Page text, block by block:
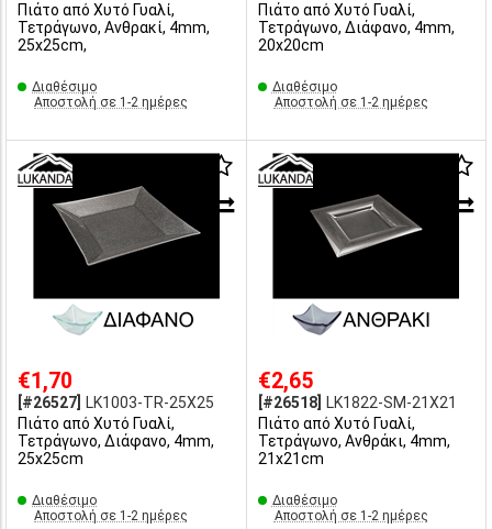
Πιάτο από Χυτό Γυαλί,
Τετράγωνο, Ανθρακί, 4mm,
25x25cm,
Διαθέσιμο
Αποστολή σε 1-2 ημέρες
Πιάτο από Χυτό Γυαλί,
Τετράγωνο, Διάφανο, 4mm,
20x20cm
Διαθέσιμο
Αποστολή σε 1-2 ημέρες
€1,70
[#26527]
LK1003-TR-25X25
Πιάτο από Χυτό Γυαλί,
Τετράγωνο, Διάφανο, 4mm,
25x25cm
Διαθέσιμο
Αποστολή σε 1-2 ημέρες
€2,65
[#26518]
LK1822-SM-21X21
Πιάτο από Χυτό Γυαλί,
Τετράγωνο, Ανθράκι, 4mm,
21x21cm
Διαθέσιμο
Αποστολή σε 1-2 ημέρες